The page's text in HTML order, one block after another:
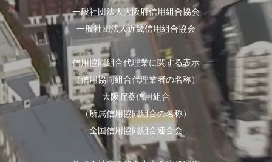
一般社団法人大阪府信用組合協会
一般社団法人近畿信用組合協会
信用協同組合代理業に関する表示
（信用協同組合代理業者の名称）
大阪貯蓄信用組合
（所属信用協同組合の名称）
全国信用協同組合連合会